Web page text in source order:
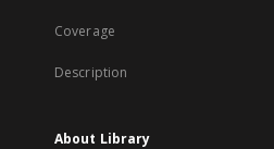
Coverage
Description
About Library